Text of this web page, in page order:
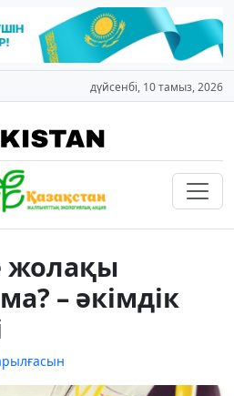
дүйсенбі, 10 тамыз, 2026
жолақы
– әкімдік